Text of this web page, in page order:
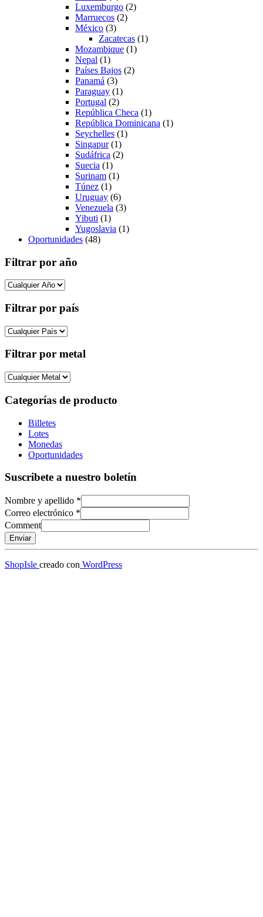
Luxemburgo (2)
Marruecos (2)
México (3)
Zacatecas (1)
Mozambique (1)
Nepal (1)
Países Bajos (2)
Panamá (3)
Paraguay (1)
Portugal (2)
República Checa (1)
República Dominicana (1)
Seychelles (1)
Singapur (1)
Sudáfrica (2)
Suecia (1)
Surinam (1)
Túnez (1)
Uruguay (6)
Venezuela (3)
Yibuti (1)
Yugoslavia (1)
Oportunidades (48)
Filtrar por año
Filtrar por país
Filtrar por metal
Categorías de producto
Billetes
Lotes
Monedas
Oportunidades
Suscribete a nuestro boletín
Nombre y apellido *
Correo electrónico *
Comment
Enviar
ShopIsle creado con WordPress